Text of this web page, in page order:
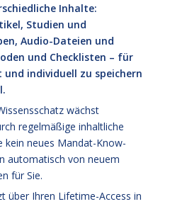
Inhalte:
Studien und
Audio-Dateien und
und Checklisten – für
individuell zu speichern
wächst
regelmäßige inhaltliche
kein neues Mandat-Know-
automatisch von neuem
für Sie.
über Ihren Lifetime-Access in